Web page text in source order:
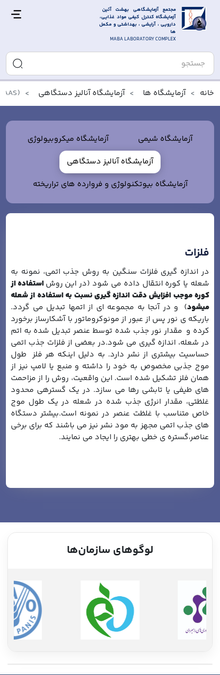
مجتمع آزمایشگاهی بهشت آئین
آزمایشگاه کنترل کیفی مواد غذایی،
دارویی ، آرایشی ، بهداشتی و مکمل
ها
MABA LABORATORY COMPLEX
خانه آزمایشگاه ها آزمايشگاه آنالیز دستگاهی
آزمایشگاه شیمی
آزمایشگاه ميکروبيولوژی
آزمايشگاه آنالیز دستگاهی
آزمایشگاه بیوتکنولوژی و فروارده های تراریخته
فلزات
در اندازه گیری فلزات سنگین به روش جذب اتمی، نمونه به
شعله یا کوره انتقال داده می شود (در این روشاستفاده از
کوره موجب افزایش دقت اندازه گیری نسبت به استفاده از شعله
میشود) و در آنجا به مجموعه ای از اتمها تبدیل می گردد.
باریکه ی نور پس از عبور از مونوکروماتور با آشکارساز برخورد
کرده و مقدار نور جذب شده توسط عنصر تبدیل شده به اتم
در شعله، اندازه گیری می شود.در بعضی از فلزات جذب اتمی
حساسیت بیشتری از نشر دارد. به دلیل اینکه هر فلز طول
موج جذبی مخصوص به خود را داشته و منبع یا لامپ نیز از
همان فلز تشکیل شده است. این واقعیت، روش را از مزاحمت
های طیفی یا تابشی رها می سازد. در یک گستره­ی محدود
غلظتی، مقدار انرژی جذب شده در شعله در یک طول موج
خاص متناسب با غلظت عنصر در نمونه است.بیشتر دستگاه
های جذب اتمی مجهز به مود نشر نیز می باشند که برای برخی
عناصر،گستره ی خطی بهتری را ایجاد می نمایند.
لوگوهای سازمان‌ها